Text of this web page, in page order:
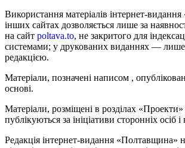
Використання матеріалів інтернет-
інших сайтах дозволяється лише за
на сайт poltava.to, не закритого для
системами; у друкованих виданнях —
редакцією.
Матеріали, позначені написом ,
основі.
Матеріали, розміщені в розділах
публікуються за ініціативи сторонніх осіб
Редакція інтернет-видання «Полтавщина»